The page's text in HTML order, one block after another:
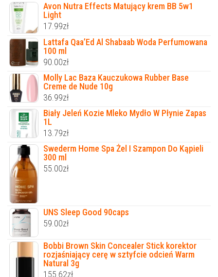
Avon Nutra Effects Matujący krem BB 5w1
Light
17.99zł
Lattafa Qaa’Ed Al Shabaab Woda Perfumowana
100 ml
90.00zł
Molly Lac Baza Kauczukowa Rubber Base
Creme de Nude 10g
36.99zł
Biały Jeleń Kozie Mleko Mydło W Płynie Zapas
1L
13.79zł
Swederm Home Spa Żel I Szampon Do Kąpieli
300 ml
55.00zł
UNS Sleep Good 90caps
59.00zł
Bobbi Brown Skin Concealer Stick korektor
rozjaśniający cerę w sztyfcie odcień Warm
Natural 3g
155.62zł